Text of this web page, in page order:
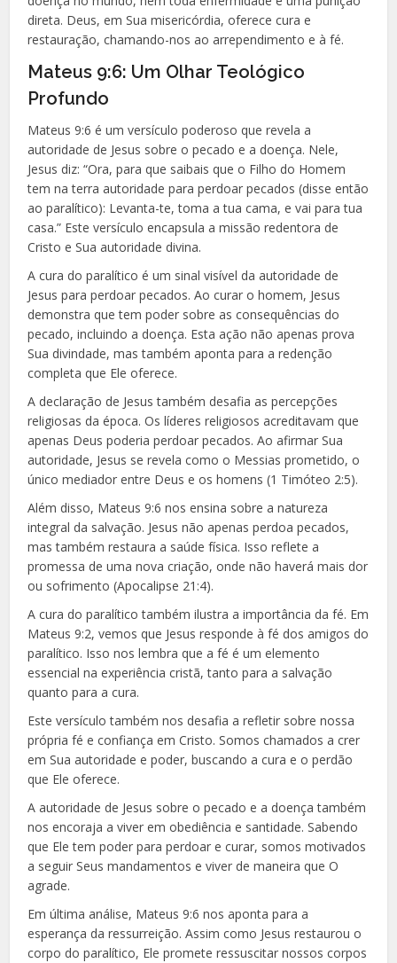
direta. Deus, em Sua misericórdia, oferece cura e
restauração, chamando-nos ao arrependimento e à fé.
Mateus 9:6: Um Olhar Teológico
Profundo
Mateus 9:6 é um versículo poderoso que revela a
autoridade de Jesus sobre o pecado e a doença. Nele,
Jesus diz: “Ora, para que saibais que o Filho do Homem
tem na terra autoridade para perdoar pecados (disse então
ao paralítico): Levanta-te, toma a tua cama, e vai para tua
casa.” Este versículo encapsula a missão redentora de
Cristo e Sua autoridade divina.
A cura do paralítico é um sinal visível da autoridade de
Jesus para perdoar pecados. Ao curar o homem, Jesus
demonstra que tem poder sobre as consequências do
pecado, incluindo a doença. Esta ação não apenas prova
Sua divindade, mas também aponta para a redenção
completa que Ele oferece.
A declaração de Jesus também desafia as percepções
religiosas da época. Os líderes religiosos acreditavam que
apenas Deus poderia perdoar pecados. Ao afirmar Sua
autoridade, Jesus se revela como o Messias prometido, o
único mediador entre Deus e os homens (1 Timóteo 2:5).
Além disso, Mateus 9:6 nos ensina sobre a natureza
integral da salvação. Jesus não apenas perdoa pecados,
mas também restaura a saúde física. Isso reflete a
promessa de uma nova criação, onde não haverá mais dor
ou sofrimento (Apocalipse 21:4).
A cura do paralítico também ilustra a importância da fé. Em
Mateus 9:2, vemos que Jesus responde à fé dos amigos do
paralítico. Isso nos lembra que a fé é um elemento
essencial na experiência cristã, tanto para a salvação
quanto para a cura.
Este versículo também nos desafia a refletir sobre nossa
própria fé e confiança em Cristo. Somos chamados a crer
em Sua autoridade e poder, buscando a cura e o perdão
que Ele oferece.
A autoridade de Jesus sobre o pecado e a doença também
nos encoraja a viver em obediência e santidade. Sabendo
que Ele tem poder para perdoar e curar, somos motivados
a seguir Seus mandamentos e viver de maneira que O
agrade.
Em última análise, Mateus 9:6 nos aponta para a
esperança da ressurreição. Assim como Jesus restaurou o
corpo do paralítico, Ele promete ressuscitar nossos corpos